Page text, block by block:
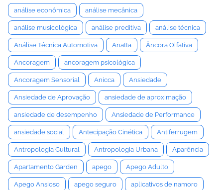
análise econômica análise mecânica
análise musicológica análise preditiva análise técnica
Análise Técnica Automotiva Anatta Âncora Olfativa
Ancoragem ancoragem psicológica
Ancoragem Sensorial Anicca Ansiedade
Ansiedade de Aprovação ansiedade de aproximação
ansiedade de desempenho Ansiedade de Performance
ansiedade social Antecipação Cinética Antiferrugem
Antropologia Cultural Antropologia Urbana Aparência
Apartamento Garden apego Apego Adulto
Apego Ansioso apego seguro aplicativos de namoro